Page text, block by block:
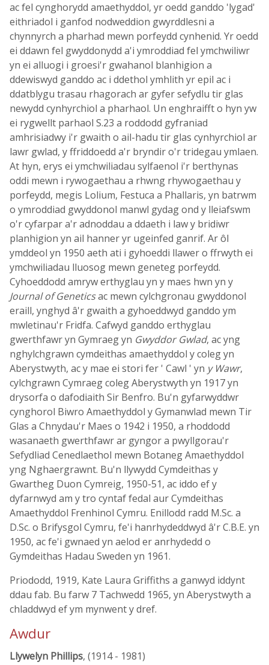
ac fel cynghorydd amaethyddol, yr oedd ganddo 'lygad'
eithriadol i ganfod nodweddion gwyrddlesni a
chynnyrch a pharhad mewn porfeydd cynhenid. Yr oedd
ei ddawn fel gwyddonydd a'i ymroddiad fel ymchwiliwr
yn ei alluogi i groesi'r gwahanol blanhigion a
ddewiswyd ganddo ac i ddethol ymhlith yr epil ac i
ddatblygu trasau rhagorach ar gyfer sefydlu tir glas
newydd cynhyrchiol a pharhaol. Un enghraifft o hyn yw
ei rygwellt parhaol S.23 a roddodd gyfraniad
amhrisiadwy i'r gwaith o ail-hadu tir glas cynhyrchiol ar
lawr gwlad, y ffriddoedd a'r bryndir o'r tridegau ymlaen.
At hyn, erys ei ymchwiliadau sylfaenol i'r berthynas
oddi mewn i rywogaethau a rhwng rhywogaethau y
porfeydd, megis Lolium, Festuca a Phallaris, yn batrwm
o ymroddiad gwyddonol manwl gydag ond y lleiafswm
o'r cyfarpar a'r adnoddau a ddaeth i law y bridiwr
planhigion yn ail hanner yr ugeinfed ganrif. Ar ôl
ymddeol yn 1950 aeth ati i gyhoeddi llawer o ffrwyth ei
ymchwiliadau lluosog mewn geneteg porfeydd.
Cyhoeddodd amryw erthyglau yn y maes hwn yn y
Journal of Geneticsac mewn cylchgronau gwyddonol
eraill, ynghyd â'r gwaith a gyhoeddwyd ganddo ym
mwletinau'r Fridfa. Cafwyd ganddo erthyglau
gwerthfawr yn Gymraeg yn Gwyddor Gwlad, ac yng
nghylchgrawn cymdeithas amaethyddol y coleg yn
Aberystwyth, ac y mae ei stori fer ' Cawl ' yn y Wawr,
cylchgrawn Cymraeg coleg Aberystwyth yn 1917 yn
drysorfa o dafodiaith Sir Benfro. Bu'n gyfarwyddwr
cynghorol Biwro Amaethyddol y Gymanwlad mewn Tir
Glas a Chnydau'r Maes o 1942 i 1950, a rhoddodd
wasanaeth gwerthfawr ar gyngor a pwyllgorau'r
Sefydliad Cenedlaethol mewn Botaneg Amaethyddol
yng Nghaergrawnt. Bu'n llywydd Cymdeithas y
Gwartheg Duon Cymreig, 1950-51, ac iddo ef y
dyfarnwyd am y tro cyntaf fedal aur Cymdeithas
Amaethyddol Frenhinol Cymru. Enillodd radd M.Sc. a
D.Sc. o Brifysgol Cymru, fe'i hanrhydeddwyd â'r C.B.E. yn
1950, ac fe'i gwnaed yn aelod er anrhydedd o
Gymdeithas Hadau Sweden yn 1961.
Priododd, 1919, Kate Laura Griffiths a ganwyd iddynt
ddau fab. Bu farw 7 Tachwedd 1965, yn Aberystwyth a
chladdwyd ef ym mynwent y dref.
Awdur
Llywelyn Phillips, (1914 - 1981)